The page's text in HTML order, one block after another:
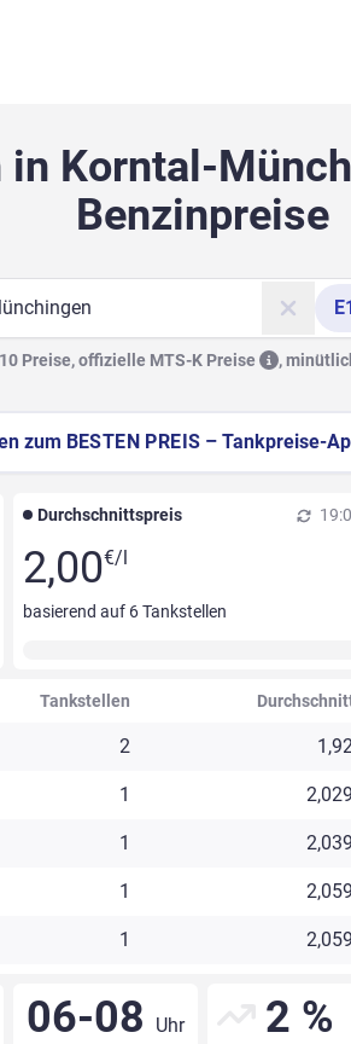
Korntal-
Benzinpreise
Preise, offizielle MTS-K Preise ,
zum BESTEN PREIS – Tankpreise-
Durchschnittspreis
2,00€/l
basierend auf 6Tankstellen
Tankstellen
2
1
1
1
1
06-08 Uhr 2 %